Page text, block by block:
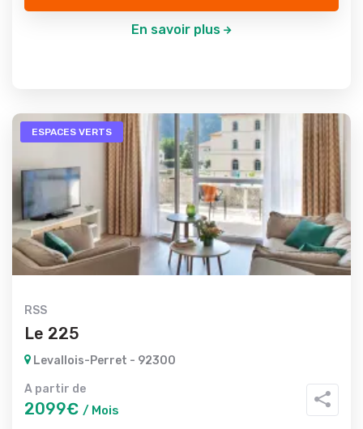
En savoir plus
ESPACES VERTS
RSS
Le 225
Levallois-Perret - 92300
A partir de
2099€ / Mois